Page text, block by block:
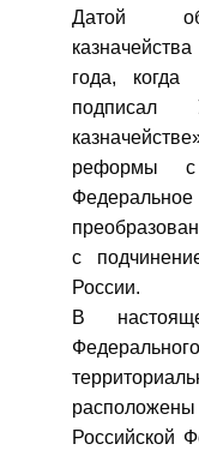
Датой
года,
подписал
реформы
с
России.
В
Российской